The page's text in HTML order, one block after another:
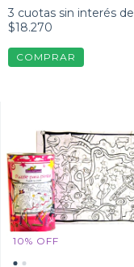
3 cuotas sin interés de
$18.270
10% OFF